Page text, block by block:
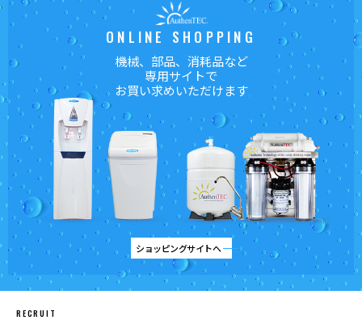
ONLINE SHOPPING
機械、部品、消耗品など
専用サイトで
お買い求めいただけます
ショッピングサイトへ
RECRUIT